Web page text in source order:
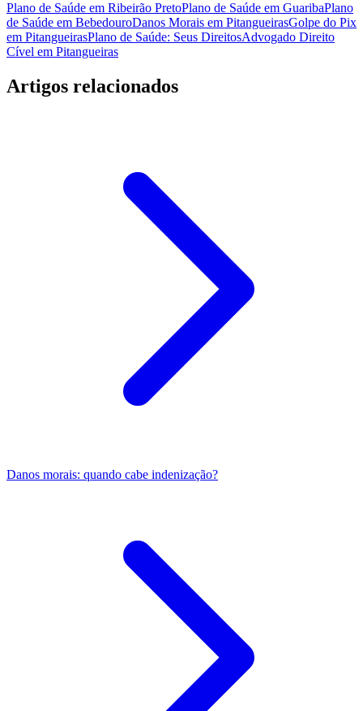
Plano de Saúde em Ribeirão PretoPlano de Saúde em GuaribaPlano
de Saúde em BebedouroDanos Morais em PitangueirasGolpe do Pix
em PitangueirasPlano de Saúde: Seus DireitosAdvogado Direito
Cível em Pitangueiras
Artigos relacionados
Danos morais: quando cabe indenização?